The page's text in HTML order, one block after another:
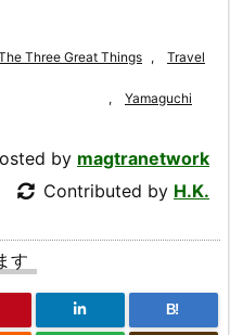
Three Great Things , Travel
, Yamaguchi
by magtranetwork
Contributed by H.K.
す
B!